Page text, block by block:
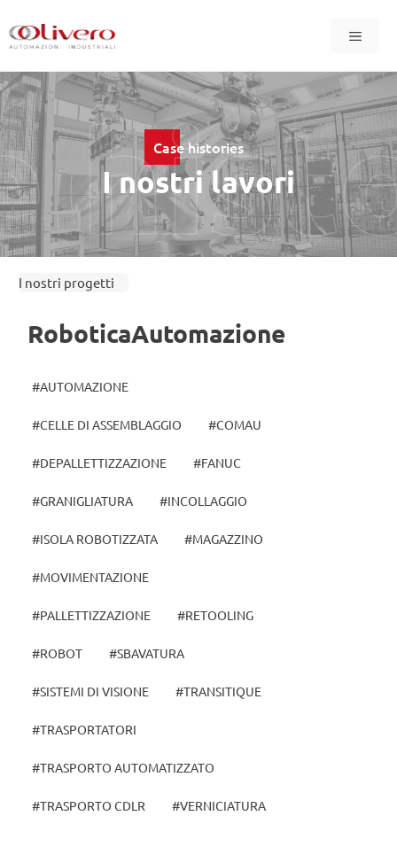
contenuto
Case histories
I nostri lavori
I nostri progetti
RoboticaAutomazione
#AUTOMAZIONE
#CELLE DI ASSEMBLAGGIO #COMAU
#DEPALLETTIZZAZIONE #FANUC
#GRANIGLIATURA #INCOLLAGGIO
#ISOLA ROBOTIZZATA #MAGAZZINO
#MOVIMENTAZIONE
#PALLETTIZZAZIONE #RETOOLING
#ROBOT #SBAVATURA
#SISTEMI DI VISIONE #TRANSITIQUE
#TRASPORTATORI
#TRASPORTO AUTOMATIZZATO
#TRASPORTO CDLR #VERNICIATURA